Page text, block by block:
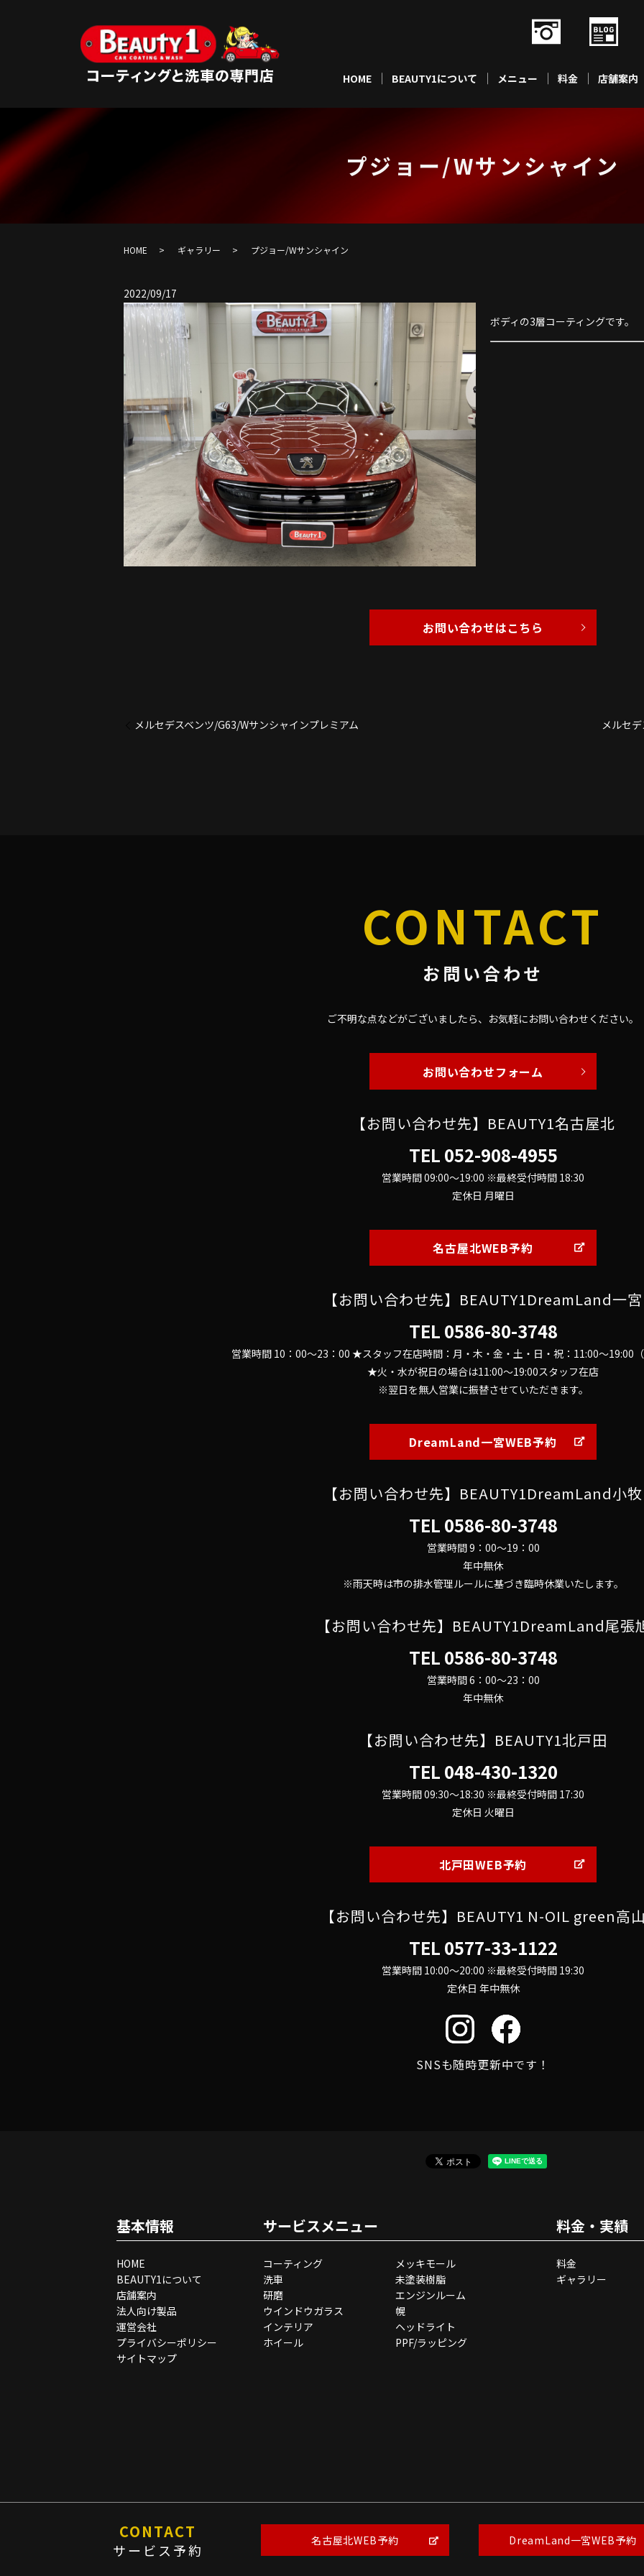
HOME BEAUTY1について メニュー 料金 店舗案内
プジョー/Wサンシャイン
HOME ギャラリー プジョー/Wサンシャイン
2022/09/17
ボディの3層コーティングです。
お問い合わせはこちら
メルセデスベンツ/G63/Wサンシャインプレミアム メルセ
CONTACT
お問い合わせ
ご不明な点などがございましたら、 お気軽にお問い合わせください。
お問い合わせフォーム
【お問い合わせ先】BEAUTY1名古屋北
TEL 052-908-4955
営業時間 09:00～19:00 ※最終受付時間 18:30
定休日 月曜日
名古屋北WEB予約
【お問い合わせ先】BEAUTY1DreamLand一宮
TEL 0586-80-3748
営業時間 10：00～23：00 ★スタッフ在店時間：月・木・金・土・日・祝：11:00～19:00
★火・水が祝日の場合は11:00～19:00スタッフ在店
※翌日を無人営業に振替させていただきます。
DreamLand一宮WEB予約
【お問い合わせ先】BEAUTY1DreamLand小牧
TEL 0586-80-3748
営業時間 9：00～19：00
年中無休
※雨天時は市の排水管理ルールに基づき臨時休業いたします。
【お問い合わせ先】BEAUTY1DreamLand尾張
TEL 0586-80-3748
営業時間 6：00～23：00
年中無休
【お問い合わせ先】BEAUTY1北戸田
TEL 048-430-1320
営業時間 09:30～18:30 ※最終受付時間 17:30
定休日 火曜日
北戸田WEB予約
【お問い合わせ先】BEAUTY1 N-OIL green高
TEL 0577-33-1122
営業時間 10:00～20:00 ※最終受付時間 19:30
定休日 年中無休
SNSも随時更新中です！
CONTACT
サービス予約
名古屋北WEB予約 DreamLand一宮WEB予約
基本情報
HOME
BEAUTY1について
店舗案内
法人向け製品
運営会社
プライバシーポリシー
サイトマップ
サービスメニュー
コーティング
メッキモール
洗車
未塗装樹脂
研磨
エンジンルーム
ウインドウガラス
幌
インテリア
ヘッドライト
ホイール
PPF/ラッピング
料金・実績
料金
ギャラリー
【掲載の記事・写真・イラストなどの無断複写・転載を禁じます】